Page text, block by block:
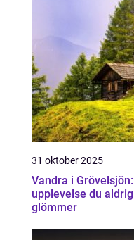
31 oktober 2025
Vandra i Grövelsjön:
upplevelse du aldrig
glömmer